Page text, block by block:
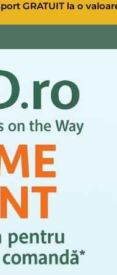
GRATUIT la o
CBDExtra CBD
CBDactive+
by Ulei CBD On